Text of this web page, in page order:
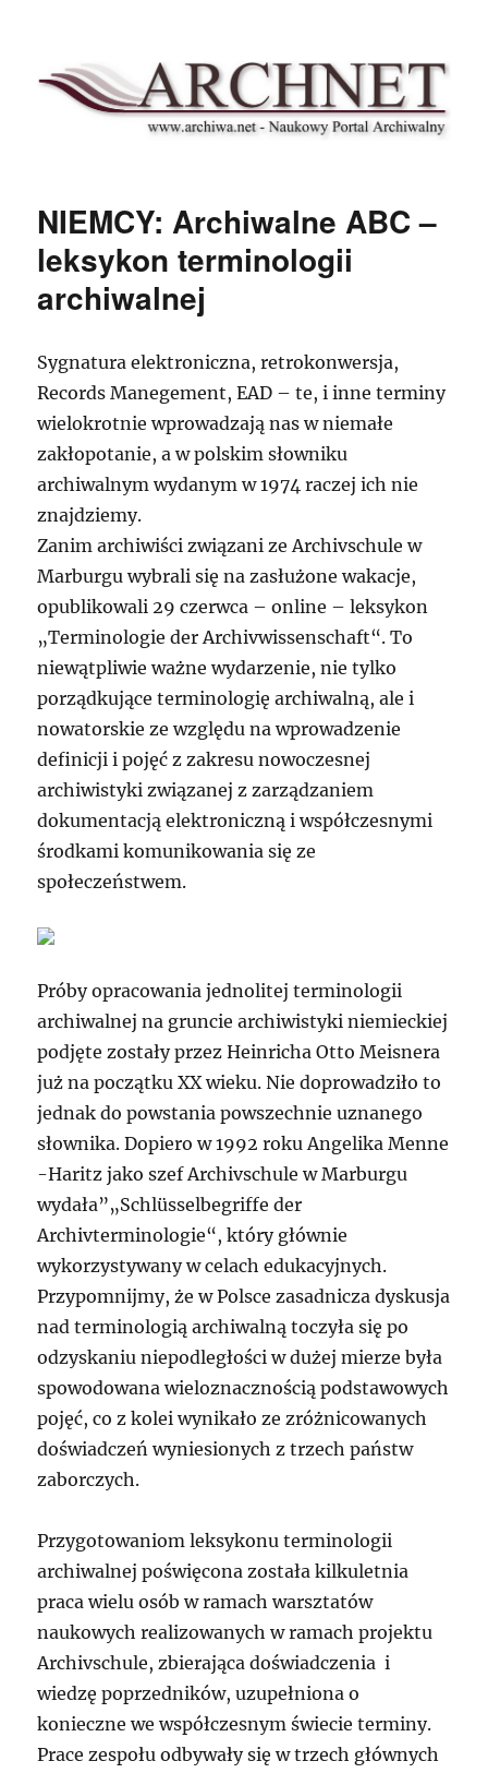
Archnet
NIEMCY: Archiwalne ABC –
leksykon terminologii
archiwalnej
Sygnatura elektroniczna, retrokonwersja,
Records Manegement, EAD – te, i inne terminy
wielokrotnie wprowadzają nas w niemałe
zakłopotanie, a w polskim słowniku
archiwalnym wydanym w 1974 raczej ich nie
znajdziemy.
Zanim archiwiści związani ze Archivschule w
Marburgu wybrali się na zasłużone wakacje,
opublikowali 29 czerwca – online – leksykon
„Terminologie der Archivwissenschaft“. To
niewątpliwie ważne wydarzenie, nie tylko
porządkujące terminologię archiwalną, ale i
nowatorskie ze względu na wprowadzenie
definicji i pojęć z zakresu nowoczesnej
archiwistyki związanej z zarządzaniem
dokumentacją elektroniczną i współczesnymi
środkami komunikowania się ze
społeczeństwem.
Próby opracowania jednolitej terminologii
archiwalnej na gruncie archiwistyki niemieckiej
podjęte zostały przez Heinricha Otto Meisnera
już na początku XX wieku. Nie doprowadziło to
jednak do powstania powszechnie uznanego
słownika. Dopiero w 1992 roku Angelika Menne
-Haritz jako szef Archivschule w Marburgu
wydała”„Schlüsselbegriffe der
Archivterminologie“, który głównie
wykorzystywany w celach edukacyjnych.
Przypomnijmy, że w Polsce zasadnicza dyskusja
nad terminologią archiwalną toczyła się po
odzyskaniu niepodległości w dużej mierze była
spowodowana wieloznacznością podstawowych
pojęć, co z kolei wynikało ze zróżnicowanych
doświadczeń wyniesionych z trzech państw
zaborczych.
Przygotowaniom leksykonu terminologii
archiwalnej poświęcona została kilkuletnia
praca wielu osób w ramach warsztatów
naukowych realizowanych w ramach projektu
Archivschule, zbierająca doświadczenia i
wiedzę poprzedników, uzupełniona o
konieczne we współczesnym świecie terminy.
Prace zespołu odbywały się w trzech głównych